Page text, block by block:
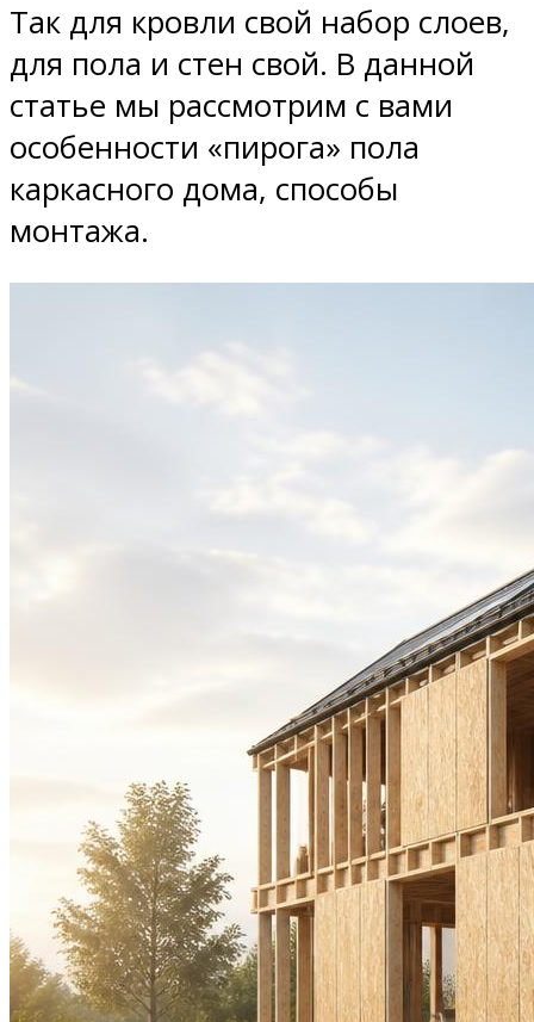
Так для кровли свой набор слоев,
для пола и стен свой. В данной
статье мы рассмотрим с вами
особенности «пирога» пола
каркасного дома, способы
монтажа.